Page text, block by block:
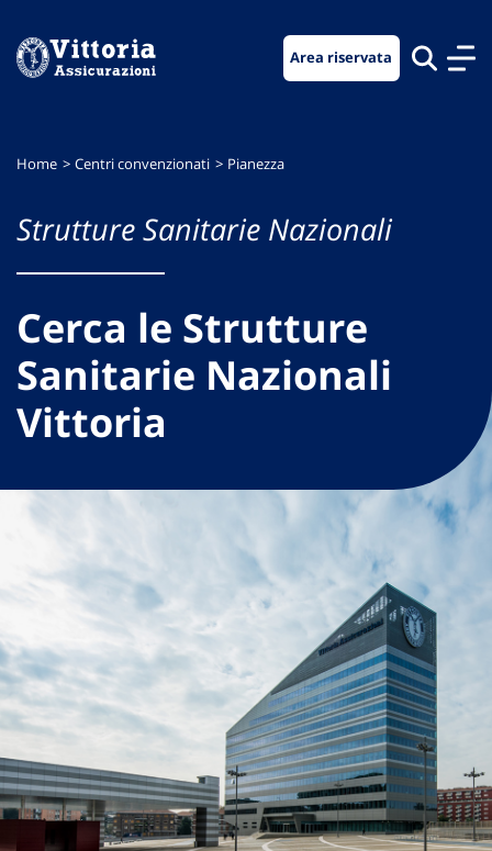
menu
contenuto
footer
Area riservata
Home Centri convenzionati Pianezza
Strutture Sanitarie Nazionali
Cerca le Strutture
Sanitarie Nazionali
Vittoria